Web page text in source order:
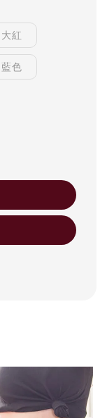
大紅
藍色